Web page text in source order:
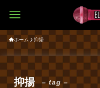
ホーム 抑揚
抑揚 – tag –